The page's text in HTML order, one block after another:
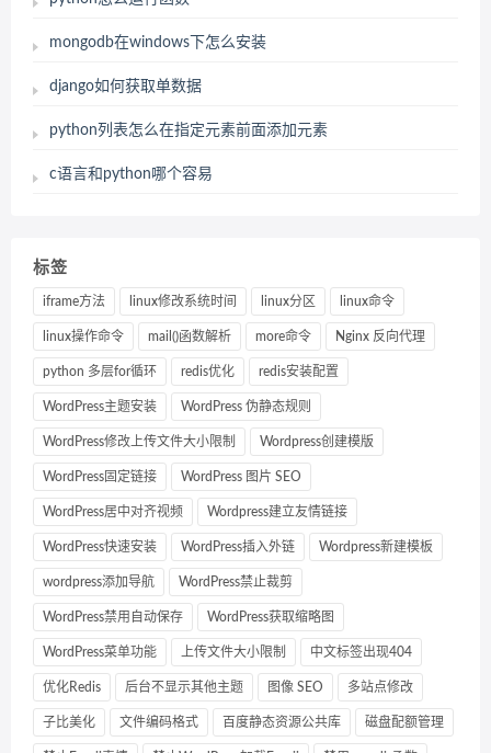
mongodb在windows下怎么安装
django如何获取单数据
python列表怎么在指定元素前面添加元素
c语言和python哪个容易
标签
iframe方法 linux修改系统时间 linux分区 linux命令
linux操作命令 mail()函数解析 more命令 Nginx 反向代理
python 多层for循环 redis优化 redis安装配置
WordPress主题安装 WordPress 伪静态规则
WordPress修改上传文件大小限制 Wordpress创建模版
WordPress固定链接 WordPress 图片 SEO
WordPress居中对齐视频 Wordpress建立友情链接
WordPress快速安装 WordPress插入外链 Wordpress新建模板
wordpress添加导航 WordPress禁止裁剪
WordPress禁用自动保存 WordPress获取缩略图
WordPress菜单功能 上传文件大小限制 中文标签出现404
优化Redis 后台不显示其他主题 图像 SEO 多站点修改
子比美化 文件编码格式 百度静态资源公共库 磁盘配额管理